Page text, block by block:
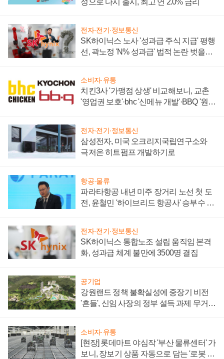
정으로 다시 출시, 최고 연 2.0% 금리
전자·전기·정보통신
SK하이닉스 노사 '성과급 주식 지급' 평행
선, 곽노정 'N% 성과급' 법적 논란 벗을지
소비자·유통
치킨3사 '가맹점 상생' 비교해보니, 교촌
'영업권 보호'·bhc '신메뉴 개발'·BBQ '원가
전자·전기·정보통신
삼성전자, 미국 오크리지국립연구소와
극저온 히트펌프 개발하기로
항공·물류
파라타항공 내년 미주 장거리 노선 첫 도
전, 윤철민 '하이브리드 항공사' 승부수 통
전자·전기·정보통신
SK하이닉스 통합노조 설립 움직임 본격
화, 성과급 체계 불만에 3500명 결집
공기업
강원랜드 정책 불확실성에 중장기 비전
'흔들', 신임 사장의 정부 설득 과제 무거워
소비자·유통
[현장] 롯데마트 야심작 '부산 물류센터' 가
보니, 장보기 상품 자동으로 담는 '로봇 40